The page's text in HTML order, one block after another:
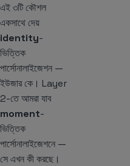
এই ৩টি কৌশল
একসাথে দেয়
identity-
ভিত্তিক
পার্সোনালাইজেশন —
ইউজার কে। Layer
2-তে আমরা যাব
moment-
ভিত্তিক
পার্সোনালাইজেশনে —
সে এখন কী করছে।